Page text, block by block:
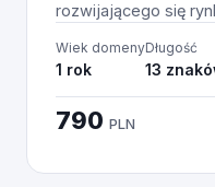
rozwijającego się
Wiek domeny
1 rok
Długość
13
790 PLN